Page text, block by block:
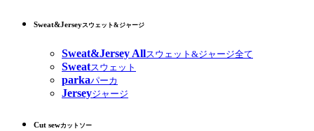
Sweat&Jerseyスウェット&ジャージ
Sweat&Jersey Allスウェット&ジャージ全て
Sweatスウェット
parkaパーカ
Jerseyジャージ
Cut sewカットソー